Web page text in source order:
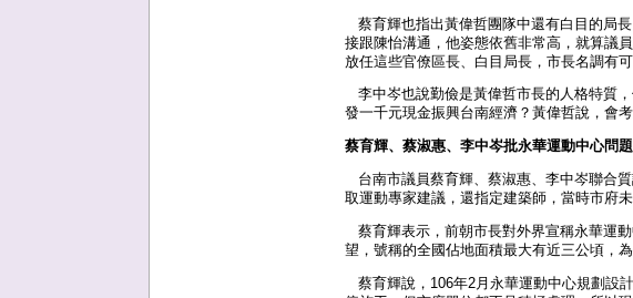
蔡育輝也指出黃偉哲團隊中還有白目的局
接跟陳怡溝通，他姿態依舊非常高，就算議
放任這些官僚區長、白目局長，市長名調有
李中岑也說勤儉是黃偉哲市長的人格特質
發一千元現金振興台南經濟？黃偉哲說，會考
蔡育輝、蔡淑惠、李中岑批永華運動中心問
台南市議員蔡育輝、蔡淑惠、李中岑聯合
取運動專家建議，還指定建築師，當時市府
蔡育輝表示，前朝市長對外界宣稱永華運
望，號稱的全國佔地面積最大有近三公頃，
蔡育輝說，106年2月永華運動中心規劃設